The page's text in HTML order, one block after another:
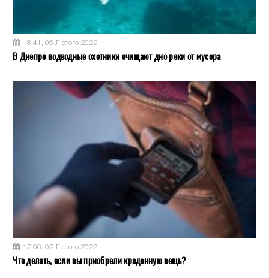
18:41, 05 Лютого 2022
В Днепре подводные охотники очищают дно реки от мусора
17:06, 02 Лютого 2022
Что делать, если вы приобрели краденную вещь?